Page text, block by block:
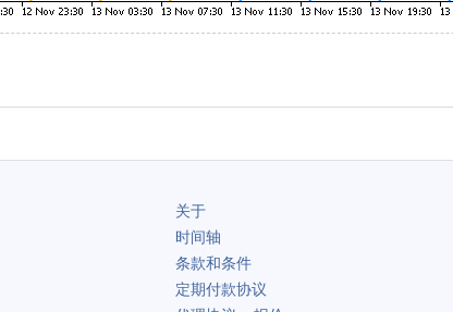
关于
时间轴
条款和条件
定期付款协议